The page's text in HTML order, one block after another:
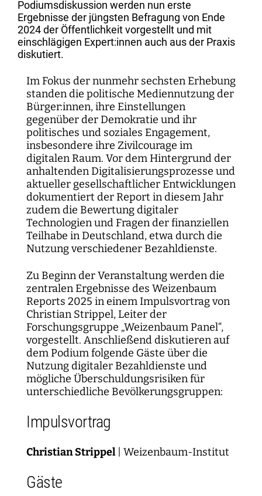
Propaganda
Dynamiken der digitalen Mobilisierung
Lokale digitale Öffentlichkeiten
Digitalisierung und Öffnung der Wissenschaft
Bildung für die digitale Welt
Normsetzung und Entscheidungsverfahren
Digitalisierung und vernetzte Sicherheit
Sicherheit und Transparenz digitaler
Technik, Macht und Herrschaft
WEIZENBAUM DIGITAL SCIENCE CENTER
Metaforschung
Forschungssynthesen
Weizenbaum Panel
Methodenlab
FORSCHENDE
Principal Investigators
Fellowships
Forschungsprojekte
Open-Access-Publikationsfonds
Das Forschungsprogramm der Aufbauphase
Weizenbaum-Podcasts
Zusammenhalt in der vernetzten Gesellschaft
Pizza und...
Policy Roundtables
Jahresberichte
Weizenbaum Library
Open-Access-Publikationsfonds
Weizenbaum-Filmnacht
DigiMeet
Institut
Principal Investigators
Institutsrat
Beirat
Netzwerk
Transfer und Dialog
Kommunikation
Finanzen
IT
Karriereförderung
Stellenangebote
Fellowships
Presse
Newsletter
Podiumsdiskussion werden nun erste
Ergebnisse der jüngsten Befragung von Ende
2024 der Öffentlichkeit vorgestellt und mit
einschlägigen Expert:innen auch aus der Praxis
diskutiert.
Im Fokus der nunmehr sechsten Erhebung
standen die politische Mediennutzung der
Bürger:innen, ihre Einstellungen
gegenüber der Demokratie und ihr
politisches und soziales Engagement,
insbesondere ihre Zivilcourage im
digitalen Raum. Vor dem Hintergrund der
anhaltenden Digitalisierungsprozesse und
aktueller gesellschaftlicher Entwicklungen
dokumentiert der Report in diesem Jahr
zudem die Bewertung digitaler
Technologien und Fragen der finanziellen
Teilhabe in Deutschland, etwa durch die
Nutzung verschiedener Bezahldienste.
Zu Beginn der Veranstaltung werden die
zentralen Ergebnisse des Weizenbaum
Reports 2025 in einem Impulsvortrag von
Christian Strippel, Leiter der
Forschungsgruppe „Weizenbaum Panel“,
vorgestellt. Anschließend diskutieren auf
dem Podium folgende Gäste über die
Nutzung digitaler Bezahldienste und
mögliche Überschuldungsrisiken für
unterschiedliche Bevölkerungsgruppen:
Impulsvortrag
Christian Strippel| Weizenbaum-Institut
Gäste